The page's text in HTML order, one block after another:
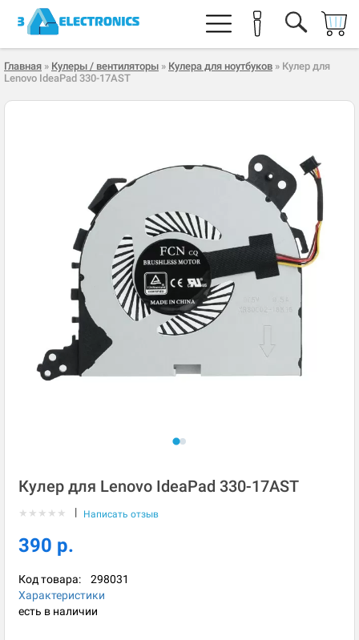
Главная » Кулеры / вентиляторы » Кулера для ноутбуков » Кулер для
Lenovo IdeaPad 330-17AST
Кулер для Lenovo IdeaPad 330-17AST
★ ★ ★ ★ ★ | Написать отзыв
390 р.
Код товара: 298031
Характеристики
есть в наличии